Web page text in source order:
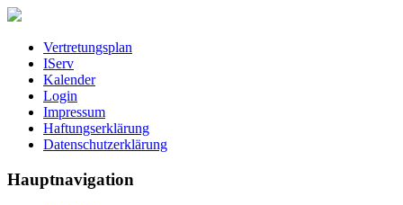
Vertretungsplan
IServ
Kalender
Login
Impressum
Haftungserklärung
Datenschutzerklärung
Hauptnavigation